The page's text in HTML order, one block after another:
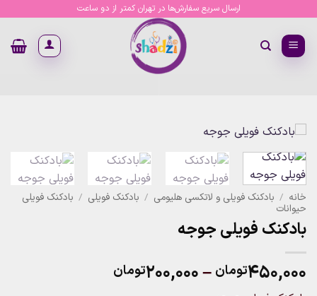
content
ارسال سریع سفارش‌ها در تهران کمتر از دو ساعت
خانه / بادکنک فویلی و لاتکسی هلیومی / بادکنک فویلی / بادکنک فویلی
حیوانات
بادکنک فویلی جوجه
۴۵۰,۰۰۰تومان –۲۰۰,۰۰۰تومان